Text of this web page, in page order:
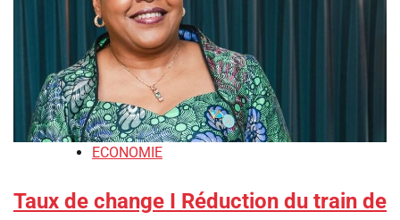
ECONOMIE
Taux de change I Réduction du train de